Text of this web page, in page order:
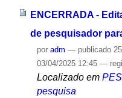
ENCERRADA -
de pesquisador
por adm — publicado
03/04/2025 12:45 —
Localizado em
pesquisa